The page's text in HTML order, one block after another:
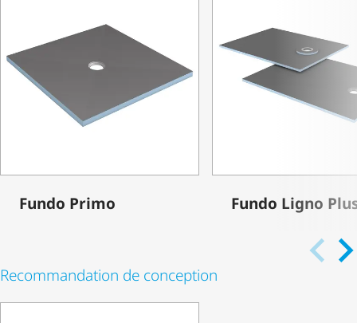
Fundo Primo Fundo Ligno
Recommandation de conception